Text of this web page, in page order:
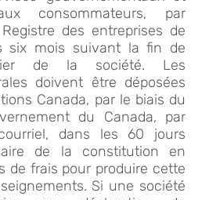
consommateurs, par
des entreprises de
six mois suivant la fin de
de la société. Les
doivent être déposées
Canada, par le biais du
du Canada, par
dans les 60 jours
de la constitution en
de frais pour produire cette
Si une société